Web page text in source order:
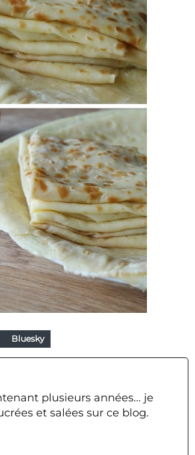
Bluesky
plusieurs années... je
et salées sur ce blog.